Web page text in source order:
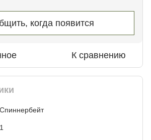
когда появится
К сравнению
Спиннербейт
1